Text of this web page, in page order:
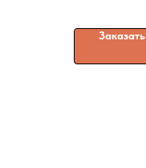
Заказать